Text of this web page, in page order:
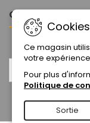
CONTACT
Cookies
Ce magasin
votre
Pour plus
Politique de
Sortie